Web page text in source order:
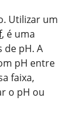
Utilizar um
, é uma
de pH. A
pH entre
faixa,
o pH ou